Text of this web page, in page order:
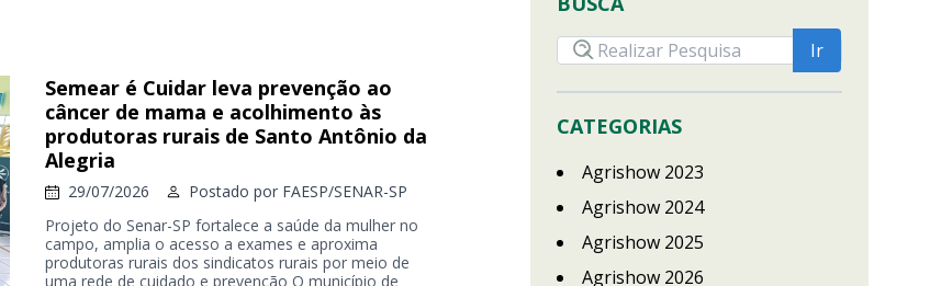
Semear é Cuidar leva prevenção ao
câncer de mama e acolhimento às
produtoras rurais de Santo Antônio da
Alegria
29/07/2026 Postado por FAESP/SENAR-SP
Projeto do Senar-SP fortalece a saúde da mulher no
campo, amplia o acesso a exames e aproxima
produtoras rurais dos sindicatos rurais por meio de
uma rede de cuidado e prevenção O município de
CATEGORIAS
Agrishow 2023
Agrishow 2024
Agrishow 2025
Agrishow 2026